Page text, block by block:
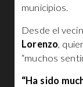
municipios.
Desde el
Lorenzo,
“muchos
“Ha sido